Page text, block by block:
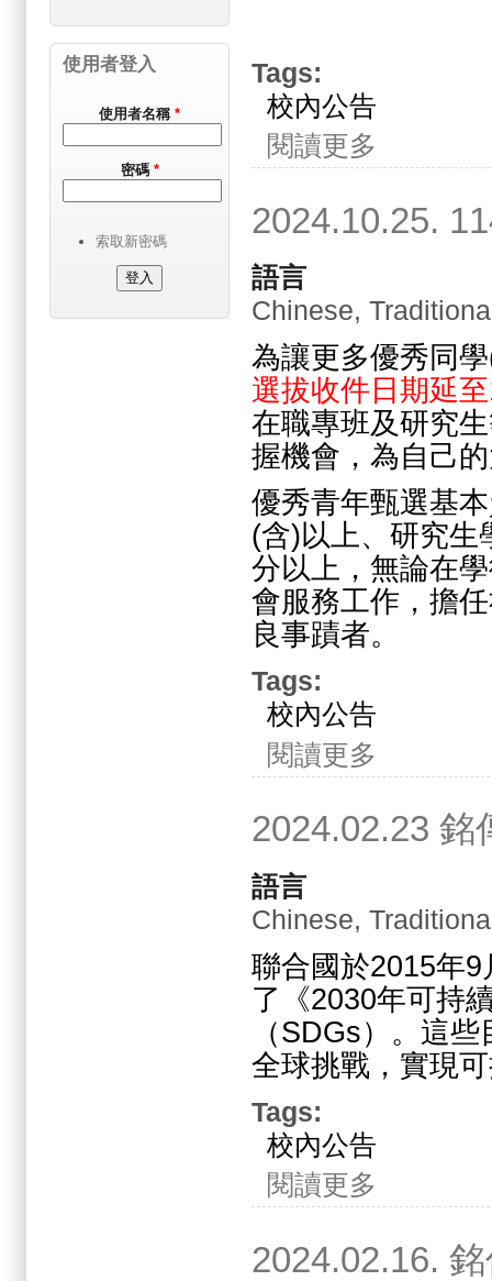
Tags:
校內公告
閱讀更多
2024.10.25.
語言
Chinese,
為讓更多優秀同
選拔收件日期延
在職專班及研究
握機會，為自己
優秀青年甄選基
(含)以上、研究生
分以上，無論在
會服務工作，擔
良事蹟者。
Tags:
校內公告
閱讀更多
2024.02.23 銘
語言
Chinese,
聯合國於2015年
了《2030年可持
（SDGs）。這
全球挑戰，實現
Tags:
校內公告
閱讀更多
2024.02.16.
使用者登入
使用者名稱 *
密碼 *
索取新密碼